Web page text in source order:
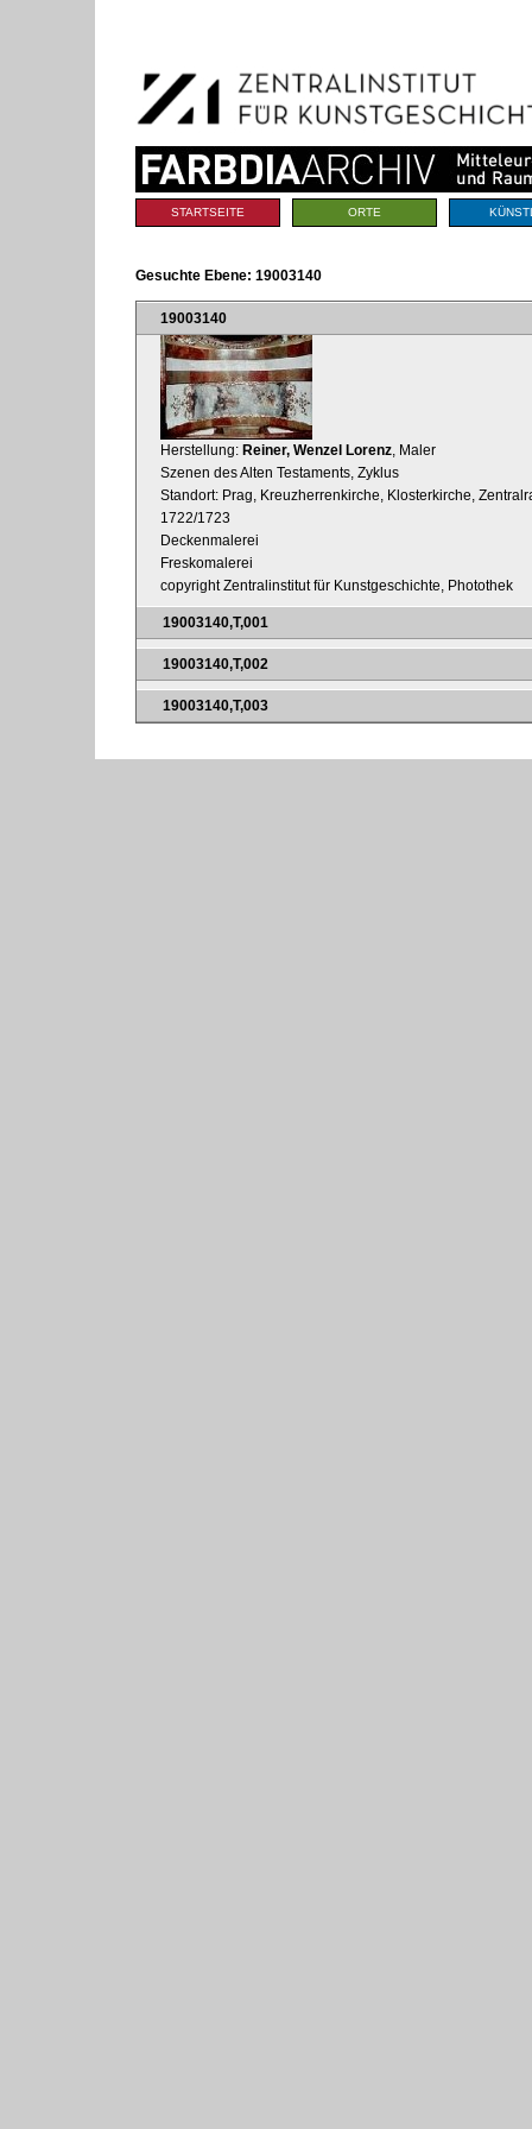
Navigation
Sektionen
STARTSEITE ORTE
Gesuchte Ebene: 19003140
19003140
Herstellung: Reiner, Wenzel Lorenz , Maler
Szenen des Alten Testaments, Zyklus
Standort: Prag, Kreuzherrenkirche, Klosterkirche,
1722/1723
Deckenmalerei
Freskomalerei
copyright Zentralinstitut für Kunstgeschichte, Photothek
19003140,T,001
19003140,T,002
19003140,T,003